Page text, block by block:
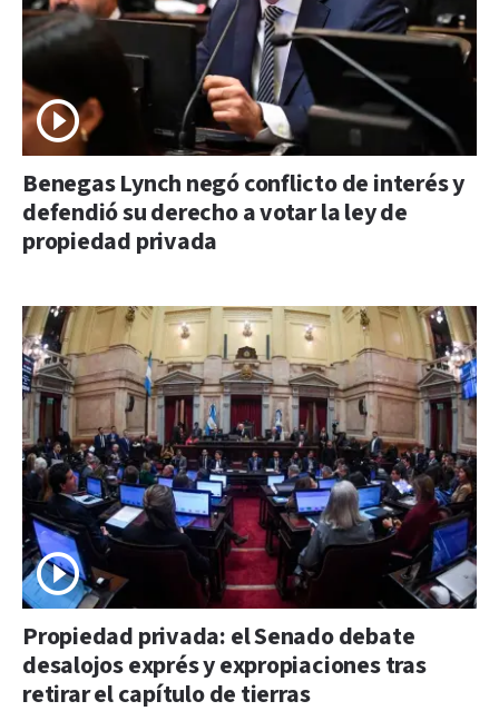
Benegas Lynch negó conflicto de interés y
defendió su derecho a votar la ley de
propiedad privada
Propiedad privada: el Senado debate
desalojos exprés y expropiaciones tras
retirar el capítulo de tierras